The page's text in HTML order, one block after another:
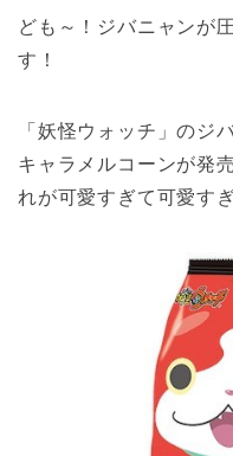
ども～！ジバニャンが
す！
「妖怪ウォッチ」のジ
キャラメルコーンが発
れが可愛すぎて可愛す